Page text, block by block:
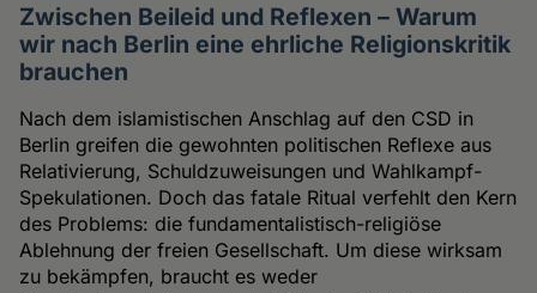
Zwischen Beileid und Reflexen – Warum
wir nach Berlin eine ehrliche Religionskritik
brauchen
Nach dem islamistischen Anschlag auf den CSD in
Berlin greifen die gewohnten politischen Reflexe aus
Relativierung, Schuldzuweisungen und Wahlkampf-
Spekulationen. Doch das fatale Ritual verfehlt den Kern
des Problems: die fundamentalistisch-religiöse
Ablehnung der freien Gesellschaft. Um diese wirksam
zu bekämpfen, braucht es weder